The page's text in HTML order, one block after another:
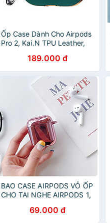
Ốp Case Dành Cho Airpods
Pro 2, Kai.N TPU Leather,
Siêu Bền - Hàng Chính
Hãng
189.000 đ
BAO CASE AIRPODS VỎ ỐP
CHO TAI NGHE AIRPODS 1,
MẠ CHROME BÓNG CAO
69.000 đ